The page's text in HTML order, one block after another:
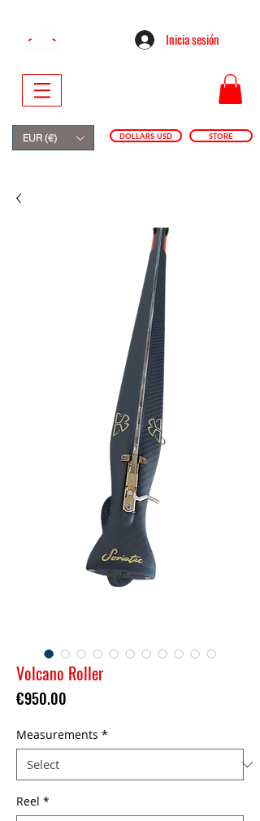
Inicia sesión
EUR (€) DOLLARS USD STORE
Volcano Roller
€950.00
Measurements *
Reel *